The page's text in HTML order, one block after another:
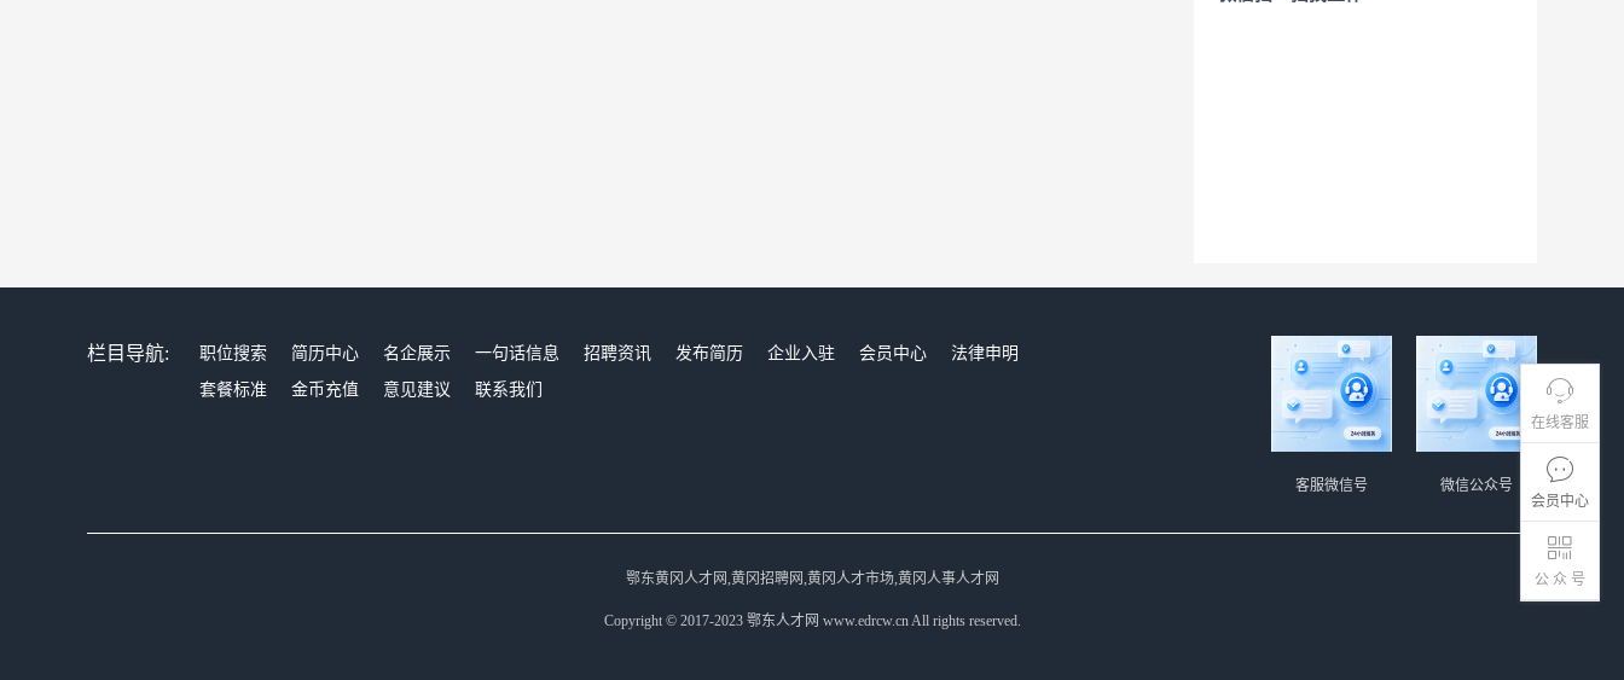
在线客服
会员中心
公 众 号
栏目导航: 职位搜索 简历中心 名企展示 一句话信息 招聘资讯 发布简历 企业入驻 会员中心
法律申明
套餐标准
金币充值 意见建议 联系我们
微信公众号
客服微信号
鄂东黄冈人才网,黄冈招聘网,黄冈人才市场,黄冈人事人才网
Copyright © 2017-2023 鄂东人才网 www.edrcw.cn All rights reserved.